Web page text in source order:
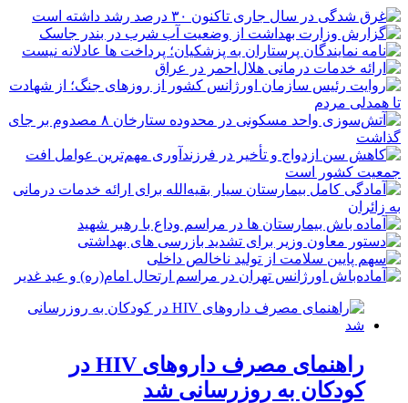
راهنمای مصرف داروهای HIV در
کودکان به روزرسانی شد